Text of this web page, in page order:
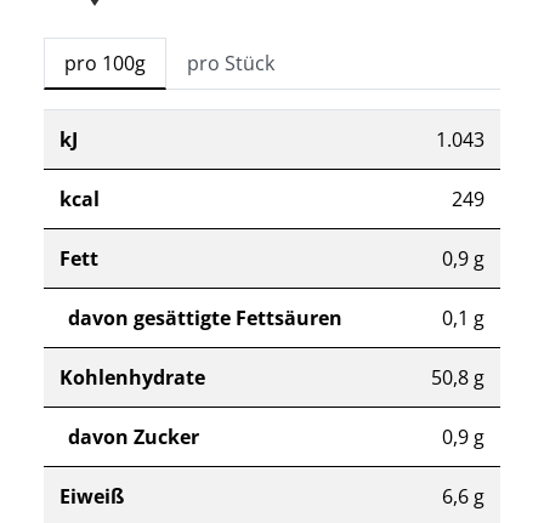
pro 100g pro Stück
kJ 1.043
kcal 249
Fett 0,9 g
davon gesättigte Fettsäuren 0,1 g
Kohlenhydrate 50,8 g
davon Zucker 0,9 g
Eiweiß 6,6 g